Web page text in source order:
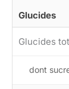
Glucides
Glucides
dont